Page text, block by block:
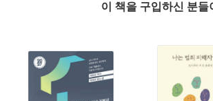
이 책을 구입하신 분